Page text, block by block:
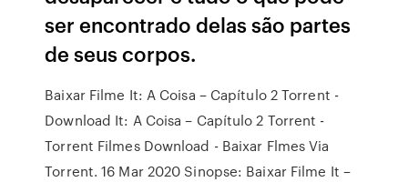
ser encontrado delas são partes
de seus corpos.
Baixar Filme It: A Coisa – Capítulo 2 Torrent -
Download It: A Coisa – Capítulo 2 Torrent -
Torrent Filmes Download - Baixar Flmes Via
Torrent. 16 Mar 2020 Sinopse: Baixar Filme It –